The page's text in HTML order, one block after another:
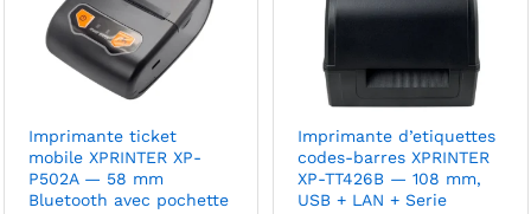
Imprimante ticket
mobile XPRINTER XP-
P502A — 58 mm
Bluetooth avec pochette
Imprimante d’etiquettes
codes-barres XPRINTER
XP-TT426B — 108 mm,
USB + LAN + Serie